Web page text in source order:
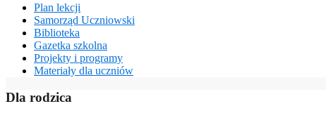
Plan lekcji
Samorząd Uczniowski
Biblioteka
Gazetka szkolna
Projekty i programy
Materiały dla uczniów
Dla rodzica